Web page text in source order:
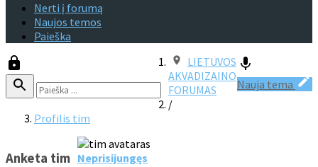
Nerti į forumą
Naujos temos
Paieška
Nauja tema
LIETUVOS
AKVADIZAINO
FORUMAS
/
Profilis tim
Anketa tim Neprisijungęs